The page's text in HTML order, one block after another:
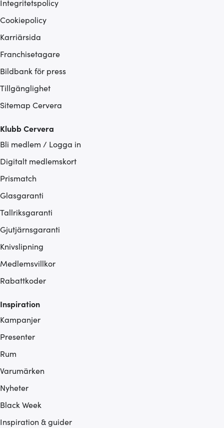
Integritetspolicy
Cookiepolicy
Karriärsida
Franchisetagare
Bildbank för press
Tillgänglighet
Sitemap Cervera
Klubb Cervera
Bli medlem / Logga in
Digitalt medlemskort
Prismatch
Glasgaranti
Tallriksgaranti
Gjutjärnsgaranti
Knivslipning
Medlemsvillkor
Rabattkoder
Inspiration
Kampanjer
Presenter
Rum
Varumärken
Nyheter
Black Week
Inspiration & guider